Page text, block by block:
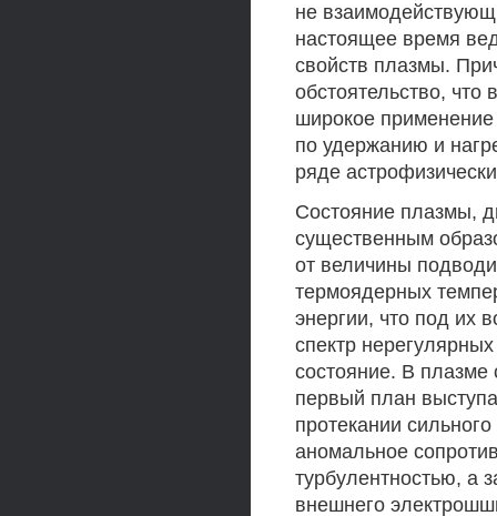
не
настоящее время
свойств плазмы.
обстоятельство,
широкое применение
по удержанию и
ряде
Состояние плазмы,
существенным
от величины
термоядерных
энергии, что под их
спектр
состояние. В
первый план
протекании
аномальное
турбулентностью, а
внешнего